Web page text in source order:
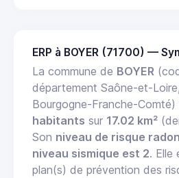
ERP à BOYER (71700) —
La commune de BOYER
département Saône-et-
Bourgogne-Franche-
habitants sur 17.02 km²
Son niveau de risque
niveau sismique est 2. Elle
plan(s) de prévention des